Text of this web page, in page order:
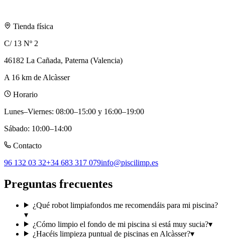
Tienda física
C/ 13 Nº 2
46182 La Cañada, Paterna (Valencia)
A 16 km de Alcàsser
Horario
Lunes–Viernes: 08:00–15:00 y 16:00–19:00
Sábado: 10:00–14:00
Contacto
96 132 03 32+34 683 317 079info@piscilimp.es
Preguntas frecuentes
¿Qué robot limpiafondos me recomendáis para mi piscina?
▾
¿Cómo limpio el fondo de mi piscina si está muy sucia?▾
¿Hacéis limpieza puntual de piscinas en Alcàsser?▾